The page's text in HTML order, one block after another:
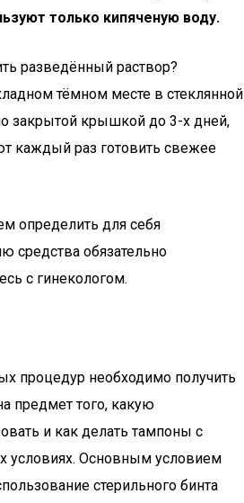
только кипяченую воду.
разведённый раствор?
тёмном месте в стеклянной
закрытой крышкой до 3-х дней,
каждый раз готовить свежее
определить для себя
средства обязательно
с гинекологом.
процедур необходимо получить
предмет того, какую
и как делать тампоны с
Основным условием
стерильного бинта